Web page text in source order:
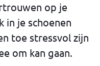
op je
in je schoenen
toe stressvol zijn
om kan gaan.